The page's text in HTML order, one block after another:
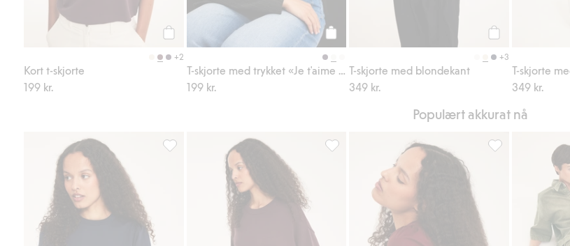
Legg til
+2
Kort t-skjorte
199 kr.
Legg til
T-skjorte med trykket «Je t'aime Paris»
199 kr.
+3
T-skjorte med blondekant
349 kr.
T-skjorte
349 kr.
Populært akkurat nå
Topp med puffermer, Legg til i favoriterStrikket topp i ullblanding, Legg til i favoriter
Topp med